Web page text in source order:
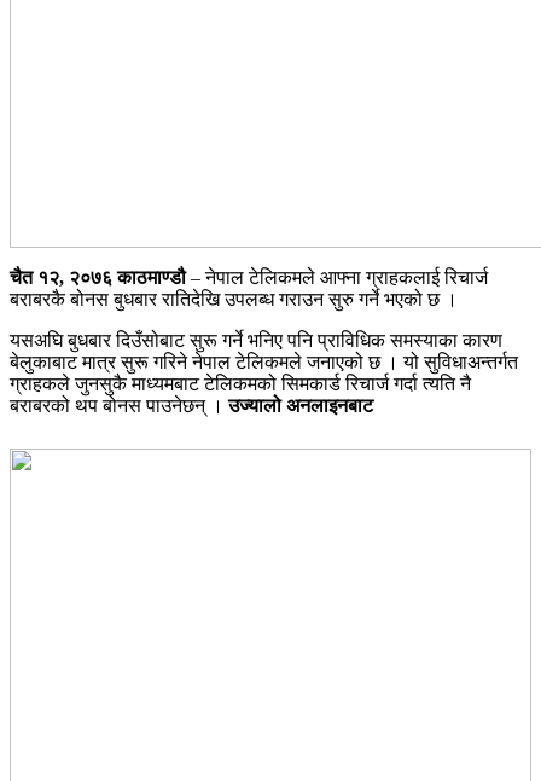
चैत १२, २०७६काठमाण्डौ– नेपाल टेलिकमले आफ्ना ग्राहकलाई रिचार्ज
बराबरकै बोनस बुधबार रातिदेखि उपलब्ध गराउन सुरु गर्ने भएको छ ।
यसअघि बुधबार दिउँसोबाट सुरू गर्ने भनिए पनि प्राविधिक समस्याका कारण
बेलुकाबाट मात्र सुरू गरिने नेपाल टेलिकमले जनाएको छ । यो सुविधाअन्तर्गत
ग्राहकले जुनसुकै माध्यमबाट टेलिकमको सिमकार्ड रिचार्ज गर्दा त्यति नै
बराबरको थप बोनस पाउनेछन् ।उज्यालो अनलाइनबाट